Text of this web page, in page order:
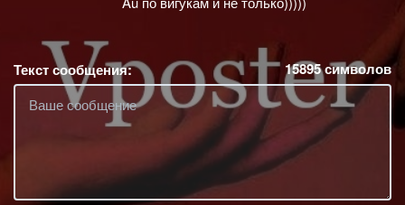
Текст сообщения: 15895символов